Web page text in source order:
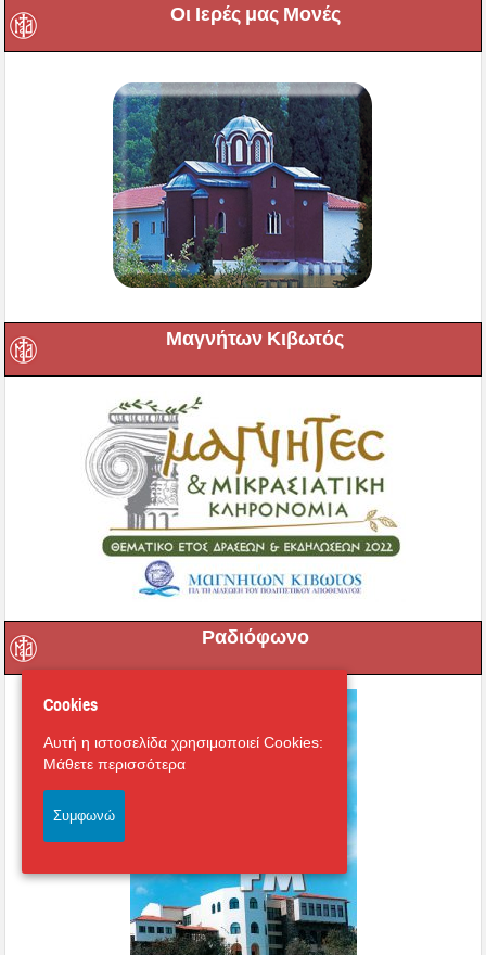
Οι Ιερές μας Μονές
Μαγνήτων Κιβωτός
Ραδιόφωνο
Cookies
Αυτή η ιστοσελίδα χρησιμοποιεί Cookies:
Μάθετε περισσότερα
Συμφωνώ